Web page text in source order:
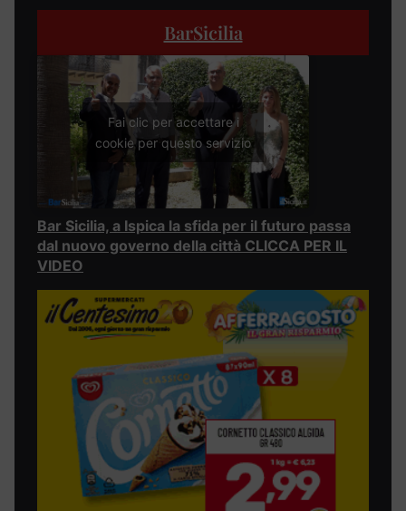
BarSicilia
Fai clic per accettare i
cookie per questo servizio
Bar Sicilia, a Ispica la sfida per il futuro passa
dal nuovo governo della città CLICCA PER IL
VIDEO